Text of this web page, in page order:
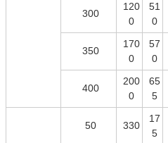
300
120
0
51
0
350
170
0
57
0
400
200
0
65
5
50 330
17
5